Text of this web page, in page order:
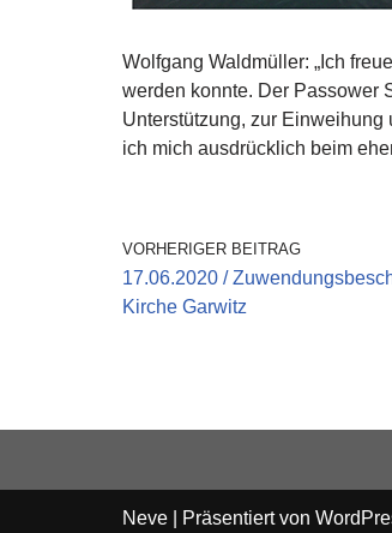
Wolfgang Waldmüller: „Ich
werden konnte. Der Passower
Unterstützung, zur
ich mich ausdrücklich beim
VORHERIGER BEITRAG
17.06.2020 /
Kirche Garwitz
Neve | Präsentiert von